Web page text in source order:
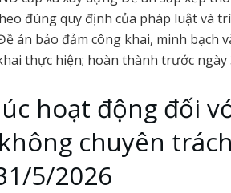
đúng quy định của pháp luật và
án bảo đảm công khai, minh bạch
thực hiện; hoàn thành trước ngày
hoạt động đối
chuyên
5/2026